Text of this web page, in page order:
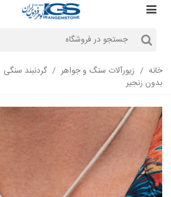
خانه / زیورآلات سنگ و جواهر / گردنبند سنگی
بدون زنجیر